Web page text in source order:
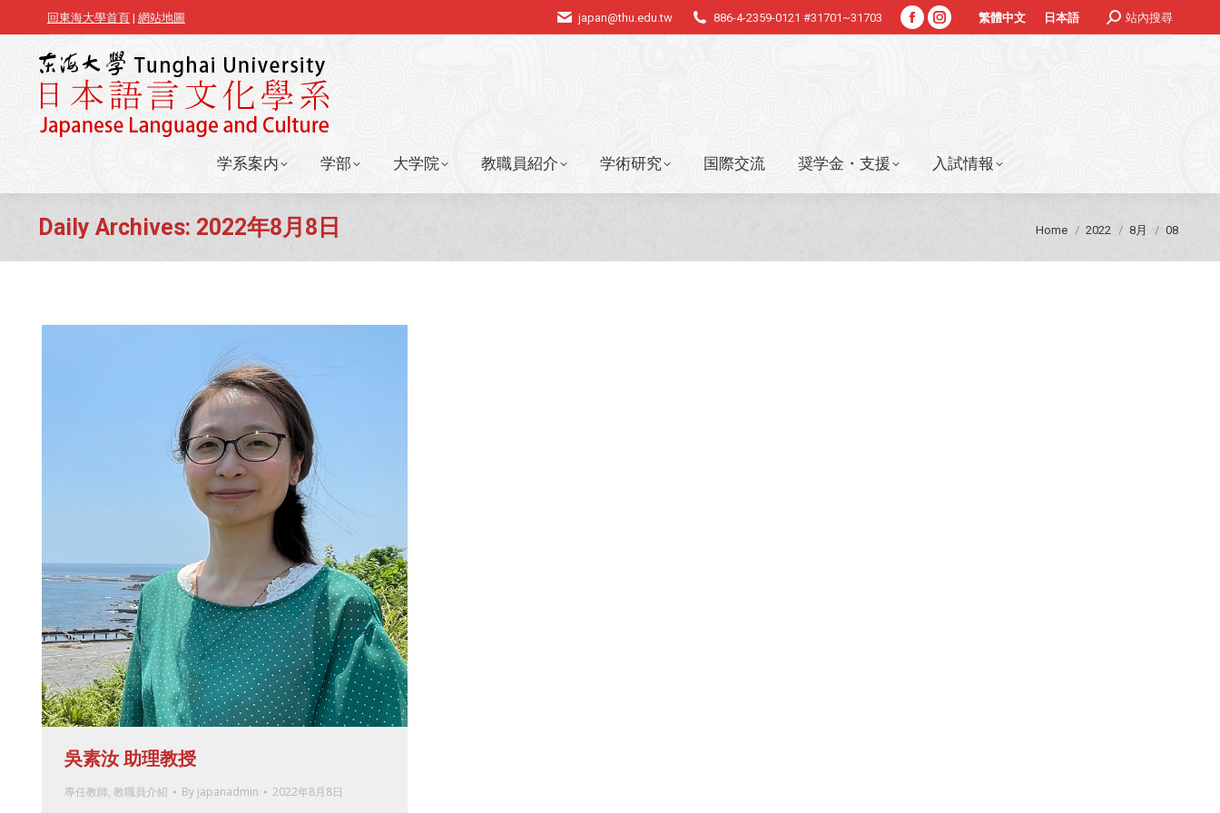
回東海大學首頁 | 網站地圖 japan@thu.edu.tw 886-4-2359-0121 #31701~31703
FacebookInstagram
繁體中文 日本語 Search:站內搜尋
学系案内 学部 大学院 教職員紹介 学術研究 国際交流 奨学金・支援 入試情報
Daily Archives: 2022年8月8日 You are here:
Home 2022 8月 08
吳素汝 助理教授
專任教師, 教職員介紹 By japanadmin 2022年8月8日
学系案内 学部 大学院 教職員紹介 学術研究 国際交流 奨学金・支援 入試情報